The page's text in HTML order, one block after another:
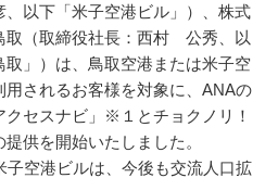
以下「米子空港ビル」）、株式
取（取締役社長：西村 公秀、以
」）は、鳥取空港または米子空
されるお客様を対象に、ANAの
セスナビ」※１とチョクノリ！
供を開始いたしました。
空港ビルは、今後も交流人口拡